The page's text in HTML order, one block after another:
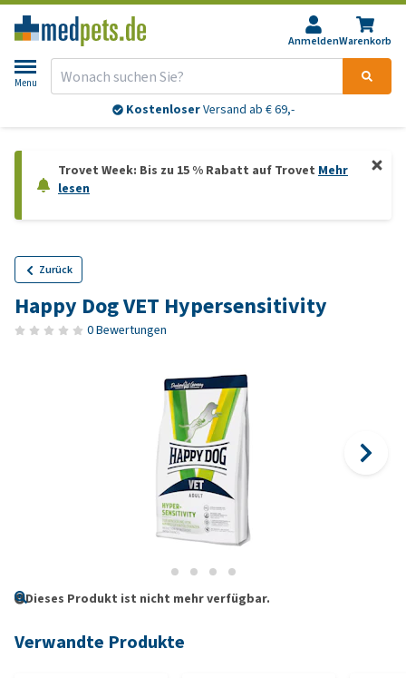
AnmeldenWarenkorb
Menu
KostenloserVersand ab € 69,-
Trovet Week: Bis zu 15 % Rabatt auf Trovet Mehr
lesen
Zurück
Happy Dog VET Hypersensitivity
0 Bewertungen
Dieses Produkt ist nicht mehr verfügbar.
Verwandte Produkte